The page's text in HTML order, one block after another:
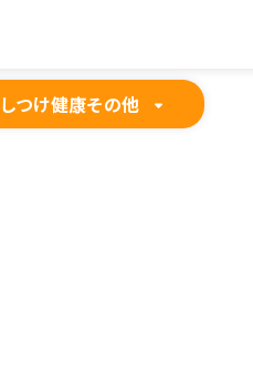
しつけ健康その他